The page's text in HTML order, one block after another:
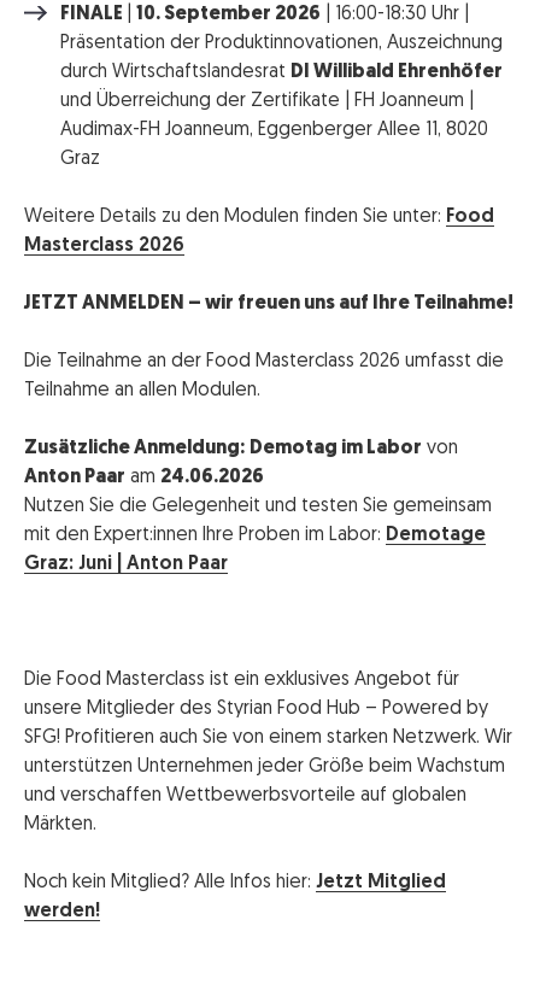
FINALE
10. September 2026 | 16:00-18:30 Uhr |
Präsentation der Produktinnovationen, Auszeichnung
durch Wirtschaftslandesrat DI Willibald Ehrenhöfer
und Überreichung der Zertifikate | FH Joanneum |
Audimax-FH Joanneum, Eggenberger Allee 11, 8020
Graz
Weitere Details zu den Modulen finden Sie unter: Food
Masterclass 2026
JETZT ANMELDEN – wir freuen uns auf Ihre Teilnahme!
Die Teilnahme an der Food Masterclass 2026 umfasst die
Teilnahme an allen Modulen.
Zusätzliche Anmeldung: Demotag im Labor von
Anton Paar am 24.06.2026
Nutzen Sie die Gelegenheit und testen Sie gemeinsam
mit den Expert:innen Ihre Proben im Labor: Demotage
Graz: Juni | Anton Paar
Die Food Masterclass ist ein exklusives Angebot für
unsere Mitglieder des Styrian Food Hub – Powered by
SFG! Profitieren auch Sie von einem starken Netzwerk. Wir
unterstützen Unternehmen jeder Größe beim Wachstum
und verschaffen Wettbewerbsvorteile auf globalen
Märkten.
Noch kein Mitglied? Alle Infos hier: Jetzt Mitglied
werden!